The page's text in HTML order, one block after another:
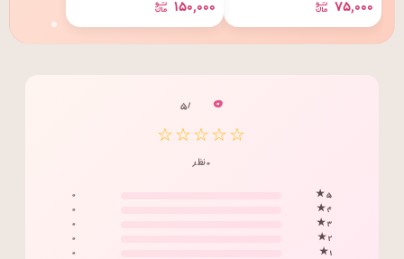
۷۵٬۰۰۰ ۱۵۰٬۰۰۰
۰ / ۵
☆☆☆☆☆
۰ نظر
۵ ★
۰
۴ ★
۰
۳ ★
۰
۲ ★
۰
۱ ★
۰